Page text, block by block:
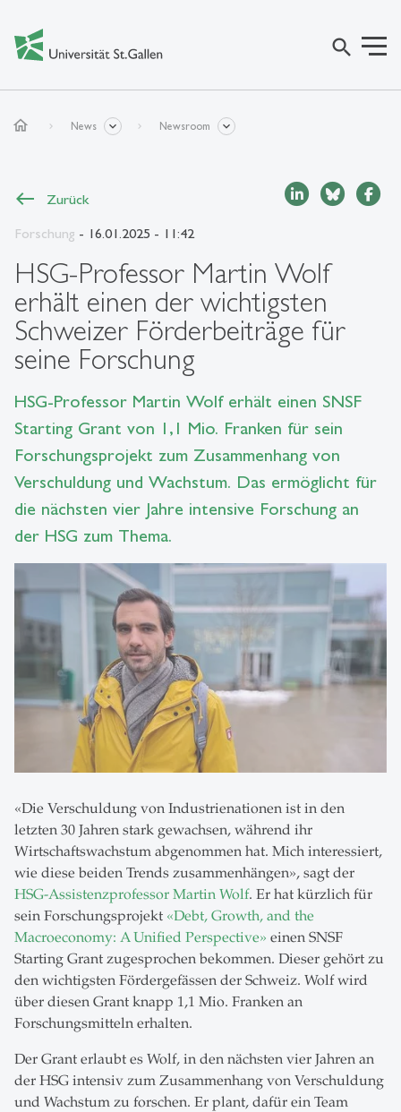
search
home News Newsroom
Zurück
Forschung - 16.01.2025 - 11:42
HSG-Professor Martin Wolf
erhält einen der wichtigsten
Schweizer Förderbeiträge für
seine Forschung
HSG-Professor Martin Wolf erhält einen SNSF
Starting Grant von 1,1 Mio. Franken für sein
Forschungsprojekt zum Zusammenhang von
Verschuldung und Wachstum. Das ermöglicht für
die nächsten vier Jahre intensive Forschung an
der HSG zum Thema.
«Die Verschuldung von Industrienationen ist in den
letzten 30 Jahren stark gewachsen, während ihr
Wirtschaftswachstum abgenommen hat. Mich interessiert,
wie diese beiden Trends zusammenhängen», sagt der
HSG-Assistenzprofessor Martin Wolf. Er hat kürzlich für
sein Forschungsprojekt «Debt, Growth, and the
Macroeconomy: A Unified Perspective» einen SNSF
Starting Grant zugesprochen bekommen. Dieser gehört zu
den wichtigsten Fördergefässen der Schweiz. Wolf wird
über diesen Grant knapp 1,1 Mio. Franken an
Forschungsmitteln erhalten.
Der Grant erlaubt es Wolf, in den nächsten vier Jahren an
der HSG intensiv zum Zusammenhang von Verschuldung
und Wachstum zu forschen. Er plant, dafür ein Team